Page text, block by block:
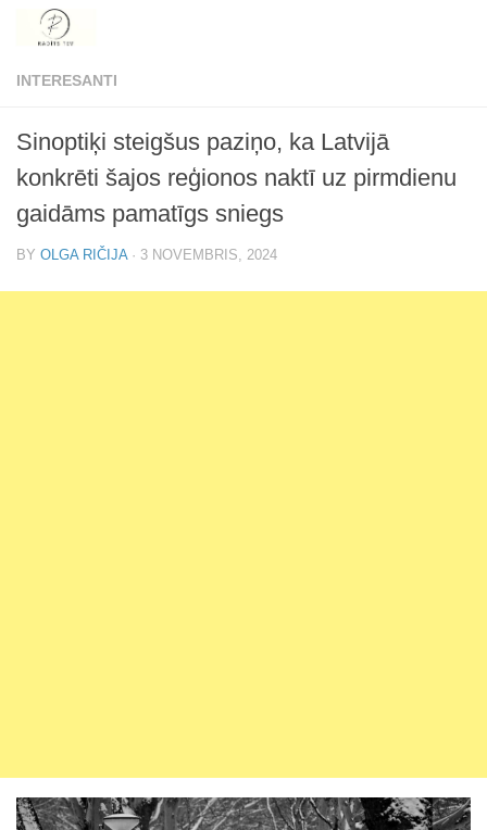
Skip to content
INTERESANTI
Sinoptiķi steigšus paziņo, ka Latvijā
konkrēti šajos reģionos naktī uz pirmdienu
gaidāms pamatīgs sniegs
BY OLGA RIČIJA · 3 NOVEMBRIS, 2024